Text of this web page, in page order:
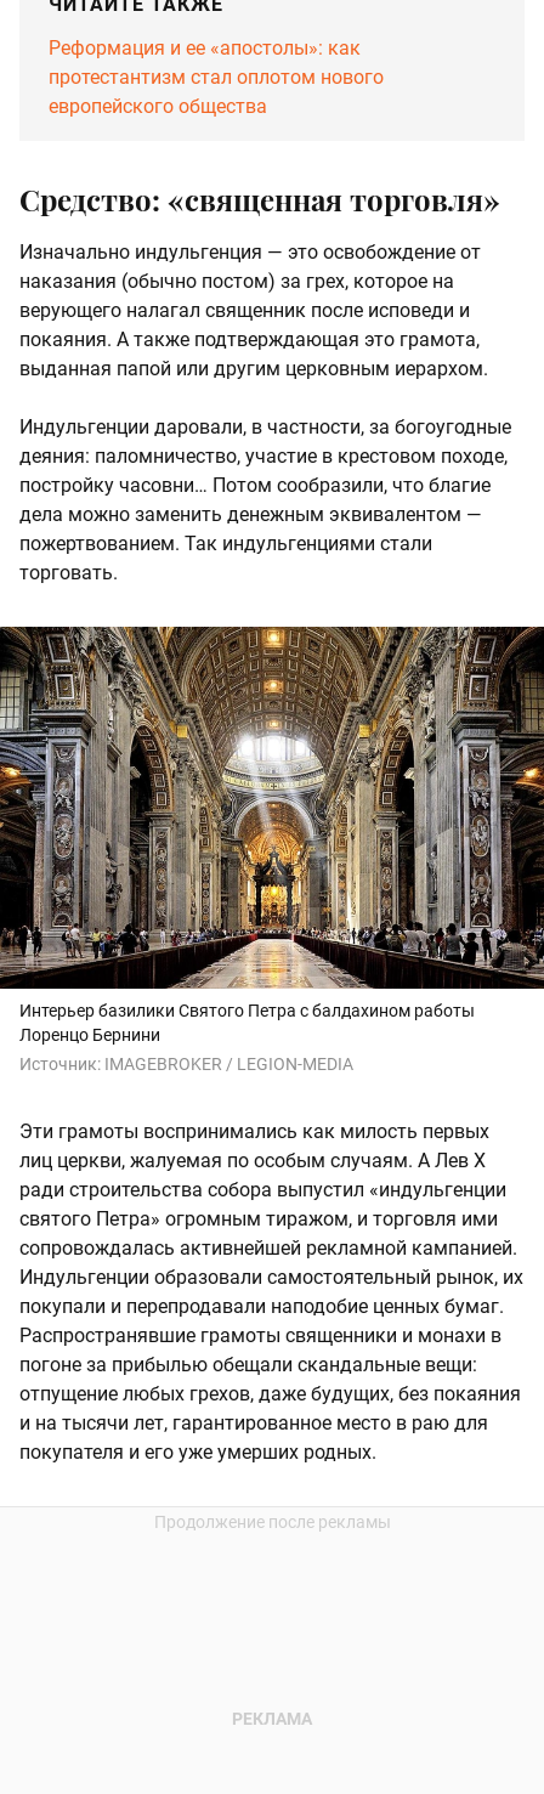
ЧИТАЙТЕ ТАКЖЕ
Реформация и ее «апостолы»: как
протестантизм стал оплотом нового
европейского общества
Средство: «священная торговля»
Изначально индульгенция — это освобождение от
наказания (обычно постом) за грех, которое на
верующего налагал священник после исповеди и
покаяния. А также подтверждающая это грамота,
выданная папой или другим церковным иерархом.
Индульгенции даровали, в частности, за богоугодные
деяния: паломничество, участие в крестовом походе,
постройку часовни… Потом сообразили, что благие
дела можно заменить денежным эквивалентом —
пожертвованием. Так индульгенциями стали
торговать.
Интерьер базилики Святого Петра с балдахином работы
Лоренцо Бернини
Источник: IMAGEBROKER / LEGION-MEDIA
Эти грамоты воспринимались как милость первых
лиц церкви, жалуемая по особым случаям. А Лев X
ради строительства собора выпустил «индульгенции
святого Петра» огромным тиражом, и торговля ими
сопровождалась активнейшей рекламной кампанией.
Индульгенции образовали самостоятельный рынок, их
покупали и перепродавали наподобие ценных бумаг.
Распространявшие грамоты священники и монахи в
погоне за прибылью обещали скандальные вещи:
отпущение любых грехов, даже будущих, без покаяния
и на тысячи лет, гарантированное место в раю для
покупателя и его уже умерших родных.